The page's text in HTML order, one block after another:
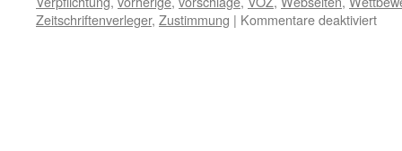
Zeitschriftenverleger, Zustimmung | Kommentare deaktiviertfür